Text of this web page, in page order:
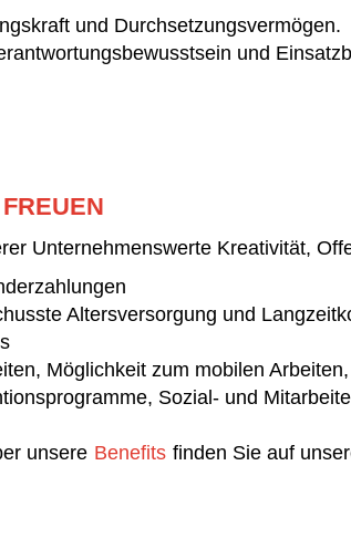
und Durchsetzungsvermögen.
und
Unternehmenswerte Kreativität,
Altersversorgung und
Möglichkeit zum mobilen
Sozial- und
unsere Benefits finden Sie auf